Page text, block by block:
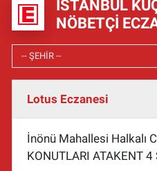
İSTANBUL
NÖBETÇI
Lotus Eczanesi
İnönü Mahallesi Halkalı
KONUTLARI ATAKENT 4